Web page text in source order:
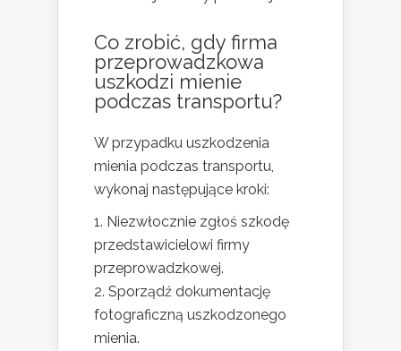
Co zrobić, gdy firma
przeprowadzkowa
uszkodzi mienie
podczas transportu?
W przypadku uszkodzenia
mienia podczas transportu,
wykonaj następujące kroki:
Niezwłocznie zgłoś szkodę
przedstawicielowi firmy
przeprowadzkowej.
Sporządź dokumentację
fotograficzną uszkodzonego
mienia.